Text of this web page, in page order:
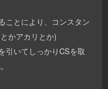
ことにより、コンスタン
かアカリとか)
引いてしっかりCSを取